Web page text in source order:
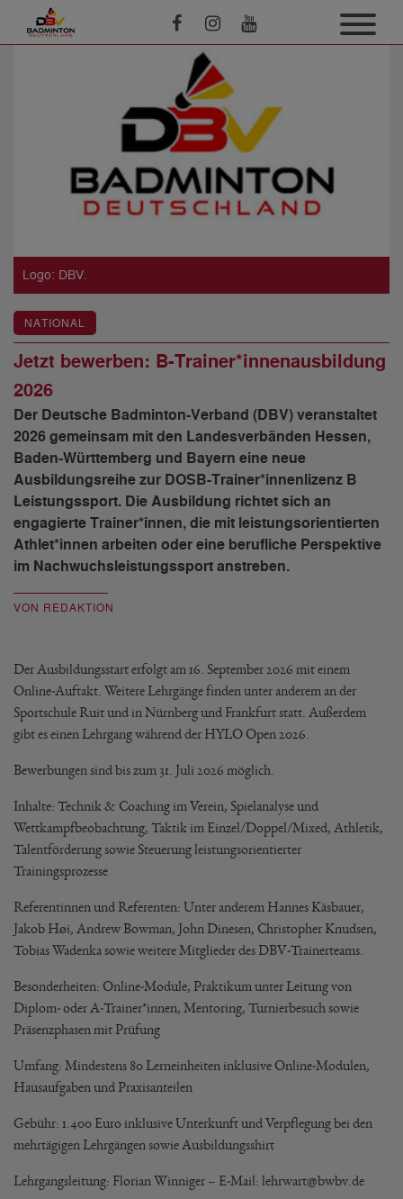
Logo: DBV.
NATIONAL
Jetzt bewerben: B-Trainer*innenausbildung
2026
Der Deutsche Badminton-Verband (DBV) veranstaltet
2026 gemeinsam mit den Landesverbänden Hessen,
Baden-Württemberg und Bayern eine neue
Ausbildungsreihe zur DOSB-Trainer*innenlizenz B
Leistungssport. Die Ausbildung richtet sich an
engagierte Trainer*innen, die mit leistungsorientierten
Athlet*innen arbeiten oder eine berufliche Perspektive
im Nachwuchsleistungssport anstreben.
VON REDAKTION
Der Ausbildungsstart erfolgt am 16. September 2026 mit einem
Online-Auftakt. Weitere Lehrgänge finden unter anderem an der
Sportschule Ruit und in Nürnberg und Frankfurt statt. Außerdem
gibt es einen Lehrgang während der HYLO Open 2026.
Bewerbungen sind bis zum 31. Juli 2026 möglich.
Inhalte: Technik & Coaching im Verein, Spielanalyse und
Wettkampfbeobachtung, Taktik im Einzel/Doppel/Mixed, Athletik,
Talentförderung sowie Steuerung leistungsorientierter
Trainingsprozesse
Referentinnen und Referenten: Unter anderem Hannes Käsbauer,
Jakob Høi, Andrew Bowman, John Dinesen, Christopher Knudsen,
Tobias Wadenka sowie weitere Mitglieder des DBV-Trainerteams.
Besonderheiten: Online-Module, Praktikum unter Leitung von
Diplom- oder A-Trainer*innen, Mentoring, Turnierbesuch sowie
Präsenzphasen mit Prüfung
Umfang: Mindestens 80 Lerneinheiten inklusive Online-Modulen,
Hausaufgaben und Praxisanteilen
Gebühr: 1.400 Euro inklusive Unterkunft und Verpflegung bei den
mehrtägigen Lehrgängen sowie Ausbildungsshirt
Lehrgangsleitung: Florian Winniger – E-Mail: lehrwart@bwbv.de